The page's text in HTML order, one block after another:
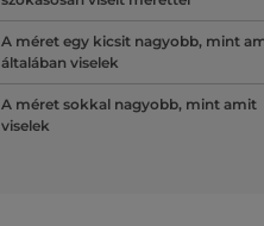
A méret egy kicsit nagyobb, mint
általában viselek
A méret sokkal nagyobb, mint amit
viselek